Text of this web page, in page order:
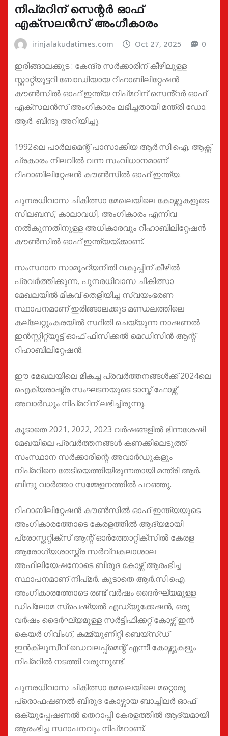
നിപ്മറിന് സെന്റര്‍ ഓഫ്
എക്സലന്‍സ് അംഗീകാരം
irinjalakudatimes.com Oct 27, 2025 0
ഇരിങ്ങാലക്കുട : കേന്ദ്ര സര്‍ക്കാരിന് കീഴിലുള്ള
സ്റ്റാറ്റ്യൂട്ടറി ബോഡിയായ റീഹാബിലിറ്റേഷന്‍
കൗണ്‍സില്‍ ഓഫ് ഇന്ത്യ നിപ്മറിന് സെൻ്റർ ഓഫ്
എക്സലൻസ് അംഗീകാരം ലഭിച്ചതായി മന്ത്രി ഡോ.
ആർ. ബിന്ദു അറിയിച്ചു.
1992ലെ പാര്‍ലമെന്റ് പാസാക്കിയ ആർ.സി.ഐ. ആക്റ്റ്
പ്രകാരം നിലവില്‍ വന്ന സംവിധാനമാണ്
റീഹാബിലിറ്റേഷന്‍ കൗണ്‍സില്‍ ഓഫ് ഇന്ത്യ.
പുനരധിവാസ ചികിത്സാ മേഖലയിലെ കോഴ്സുകളുടെ
സിലബസ്, കാലാവധി, അംഗീകാരം എന്നിവ
നല്‍കുന്നതിനുള്ള അധികാരവും റീഹാബിലിറ്റേഷന്‍
കൗണ്‍സില്‍ ഓഫ് ഇന്ത്യയ്ക്കാണ്.
സംസ്ഥാന സാമൂഹ്യനീതി വകുപ്പിന് കീഴില്‍
പ്രവര്‍ത്തിക്കുന്ന, പുനരധിവാസ ചികിത്സാ
മേഖലയില്‍ മികവ് തെളിയിച്ച സ്വയംഭരണ
സ്ഥാപനമാണ് ഇരിങ്ങാലക്കുട മണ്ഡലത്തിലെ
കല്ലേറ്റുംകരയിൽ സ്ഥിതി ചെയ്യുന്ന നാഷണല്‍
ഇന്‍സ്റ്റിറ്റ്യൂട്ട് ഓഫ് ഫിസിക്കല്‍ മെഡിസിന്‍ ആന്റ്
റീഹാബിലിറ്റേഷന്‍.
ഈ മേഖലയിലെ മികച്ച പ്രവര്‍ത്തനങ്ങള്‍ക്ക് 2024ലെ
ഐക്യരാഷ്ട്ര സംഘടനയുടെ ടാസ്ക് ഫോഴ്സ്
അവാര്‍ഡും നിപ്മറിന് ലഭിച്ചിരുന്നു.
കൂടാതെ 2021, 2022, 2023 വര്‍ഷങ്ങളില്‍ ഭിന്നശേഷി
മേഖയിലെ പ്രവര്‍ത്തനങ്ങള്‍ കണക്കിലെടുത്ത്
സംസ്ഥാന സര്‍ക്കാരിന്റെ അവാര്‍ഡുകളും
നിപ്മറിനെ തേടിയെത്തിയിരുന്നതായി മന്ത്രി ആർ.
ബിന്ദു വാർത്താ സമ്മേളനത്തിൽ പറഞ്ഞു.
റീഹാബിലിറ്റേഷന്‍ കൗണ്‍സില്‍ ഓഫ് ഇന്ത്യയുടെ
അംഗീകാരത്തോടെ കേരളത്തില്‍ ആദ്യമായി
പ്രോസ്തറ്റിക്സ് ആന്റ് ഓര്‍ത്തോറ്റിക്സില്‍ കേരള
ആരോഗ്യശാസ്ത്ര സര്‍വ്വകലാശാല
അഫിലിയേഷനോടെ ബിരുദ കോഴ്സ് ആരംഭിച്ച
സ്ഥാപനമാണ്‌ നിപ്മർ. കൂടാതെ ആർ.സി.ഐ.
അംഗീകാരത്തോടെ രണ്ട് വര്‍ഷം ദൈര്‍ഘ്യമുള്ള
ഡിപ്ലോമ സ്പെഷ്യല്‍ എഡ്യുക്കേഷന്‍, ഒരു
വര്‍ഷം ദൈര്‍ഘ്യമുള്ള സര്‍ട്ടിഫിക്കറ്റ് കോഴ്സ് ഇന്‍
കെയര്‍ ഗിവിംഗ്, കമ്മ്യൂണിറ്റി ബെയ്സ്ഡ്
ഇന്‍ക്ലൂസീവ് ഡെവലപ്പ്മെന്റ് എന്നീ കോഴ്സുകളും
നിപ്മറിൽ നടത്തി വരുന്നുണ്ട്.
പുനരധിവാസ ചികിത്സാ മേഖലയിലെ മറ്റൊരു
പ്രൊഫഷണല്‍ ബിരുദ കോഴ്സായ ബാച്ചിലര്‍ ഓഫ്
ഒക്യുപ്പേഷണല്‍ തെറാപ്പി കേരളത്തില്‍ ആദ്യമായി
ആരംഭിച്ച സ്ഥാപനവും നിപ്മറാണ്.